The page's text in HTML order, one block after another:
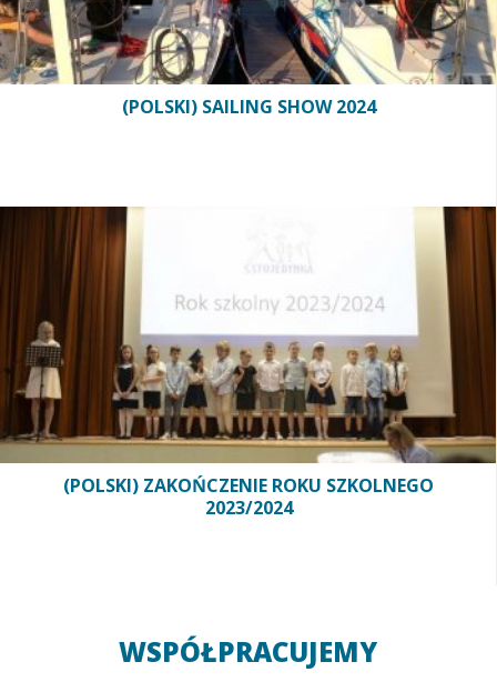
(POLSKI) SAILING SHOW 2024
(POLSKI) ZAKOŃCZENIE ROKU SZKOLNEGO
2023/2024
WSPÓŁPRACUJEMY